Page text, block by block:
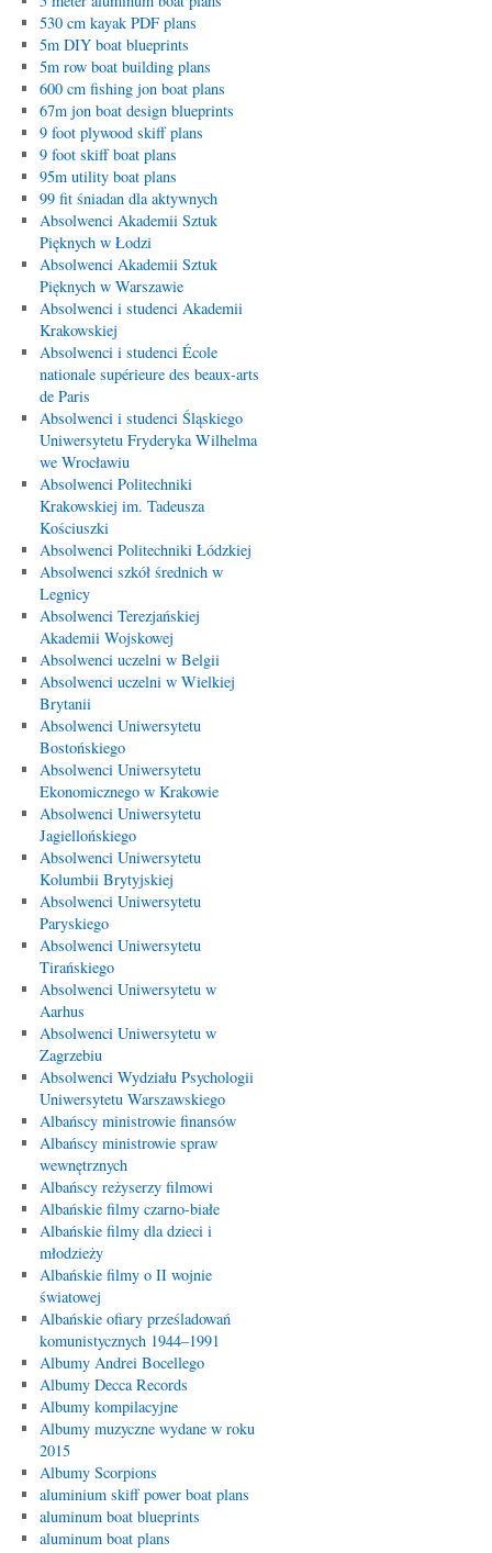
530 cm kayak PDF plans
5m DIY boat blueprints
5m row boat building plans
600 cm fishing jon boat plans
67m jon boat design blueprints
9 foot plywood skiff plans
9 foot skiff boat plans
95m utility boat plans
99 fit śniadan dla aktywnych
Absolwenci Akademii Sztuk
Pięknych w Łodzi
Absolwenci Akademii Sztuk
Pięknych w Warszawie
Absolwenci i studenci Akademii
Krakowskiej
Absolwenci i studenci École
nationale supérieure des beaux-arts
de Paris
Absolwenci i studenci Śląskiego
Uniwersytetu Fryderyka Wilhelma
we Wrocławiu
Absolwenci Politechniki
Krakowskiej im. Tadeusza
Kościuszki
Absolwenci Politechniki Łódzkiej
Absolwenci szkół średnich w
Legnicy
Absolwenci Terezjańskiej
Akademii Wojskowej
Absolwenci uczelni w Belgii
Absolwenci uczelni w Wielkiej
Brytanii
Absolwenci Uniwersytetu
Bostońskiego
Absolwenci Uniwersytetu
Ekonomicznego w Krakowie
Absolwenci Uniwersytetu
Jagiellońskiego
Absolwenci Uniwersytetu
Kolumbii Brytyjskiej
Absolwenci Uniwersytetu
Paryskiego
Absolwenci Uniwersytetu
Tirańskiego
Absolwenci Uniwersytetu w
Aarhus
Absolwenci Uniwersytetu w
Zagrzebiu
Absolwenci Wydziału Psychologii
Uniwersytetu Warszawskiego
Albańscy ministrowie finansów
Albańscy ministrowie spraw
wewnętrznych
Albańscy reżyserzy filmowi
Albańskie filmy czarno-białe
Albańskie filmy dla dzieci i
młodzieży
Albańskie filmy o II wojnie
światowej
Albańskie ofiary prześladowań
komunistycznych 1944–1991
Albumy Andrei Bocellego
Albumy Decca Records
Albumy kompilacyjne
Albumy muzyczne wydane w roku
2015
Albumy Scorpions
aluminium skiff power boat plans
aluminum boat blueprints
aluminum boat plans